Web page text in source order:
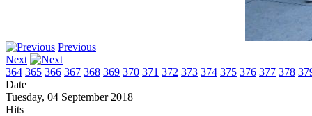
Previous
Next
364 365 366 367 368 369 370 371 372 373 374 375 376 377 378
Date
Tuesday, 04 September 2018
Hits